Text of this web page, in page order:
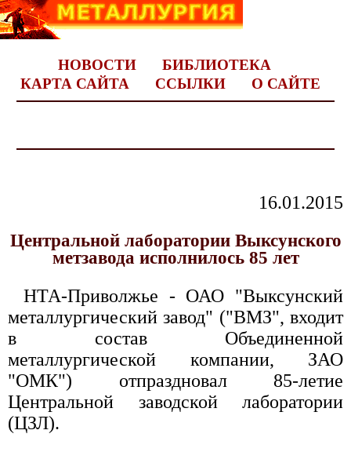
НОВОСТИ
БИБЛИОТЕКА
КАРТА САЙТА
ССЫЛКИ О САЙТЕ
16.01.2015
Центральной лаборатории Выксунского
метзавода исполнилось 85 лет
НТА-Приволжье - ОАО "Выксунский
металлургический завод" ("ВМЗ", входит
в состав Объединенной
металлургической компании, ЗАО
"ОМК") отпраздновал 85-летие
Центральной заводской лаборатории
(ЦЗЛ).